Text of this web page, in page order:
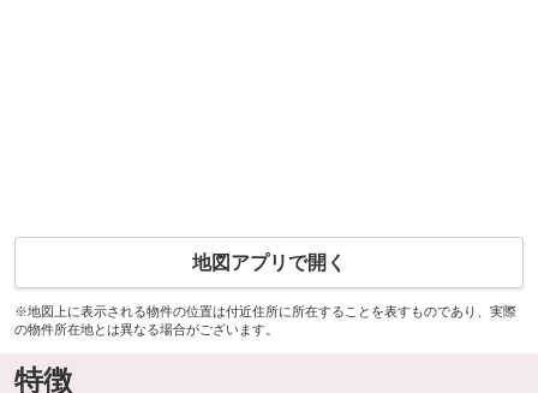
地図アプリで開く
※地図上に表示される物件の位置は付近住所に所在することを表すものであり、実際
の物件所在地とは異なる場合がございます。
特徴